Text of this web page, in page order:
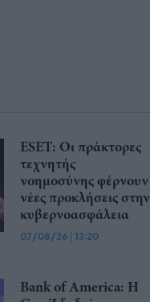
ESET: Οι πράκτορες
τεχνητής
νοημοσύνης φέρνουν
νέες προκλήσεις στην
κυβερνοασφάλεια
07/08/26 | 13:20
Bank of America: Η